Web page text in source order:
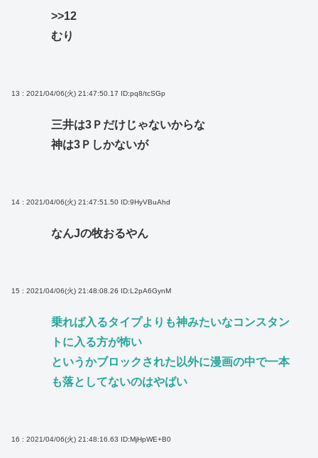
>>12
むり
13 : 2021/04/06(火) 21:47:50.17 ID:pq8/tcSGp
三井は3Ｐだけじゃないからな
神は3Ｐしかないが
14 : 2021/04/06(火) 21:47:51.50 ID:9HyVBuAhd
なんJの牧おるやん
15 : 2021/04/06(火) 21:48:08.26 ID:L2pA6GynM
乗れば入るタイプよりも神みたいなコンスタン
トに入る方が怖い
というかブロックされた以外に漫画の中で一本
も落としてないのはやばい
16 : 2021/04/06(火) 21:48:16.63 ID:MjHpWE+B0